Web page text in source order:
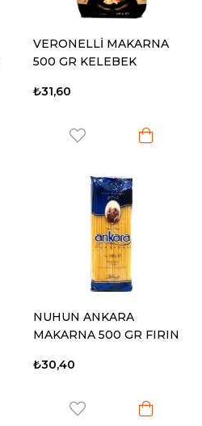
VERONELLİ MAKARNA
500 GR KELEBEK
₺31,60
NUHUN ANKARA
MAKARNA 500 GR FIRIN
₺30,40